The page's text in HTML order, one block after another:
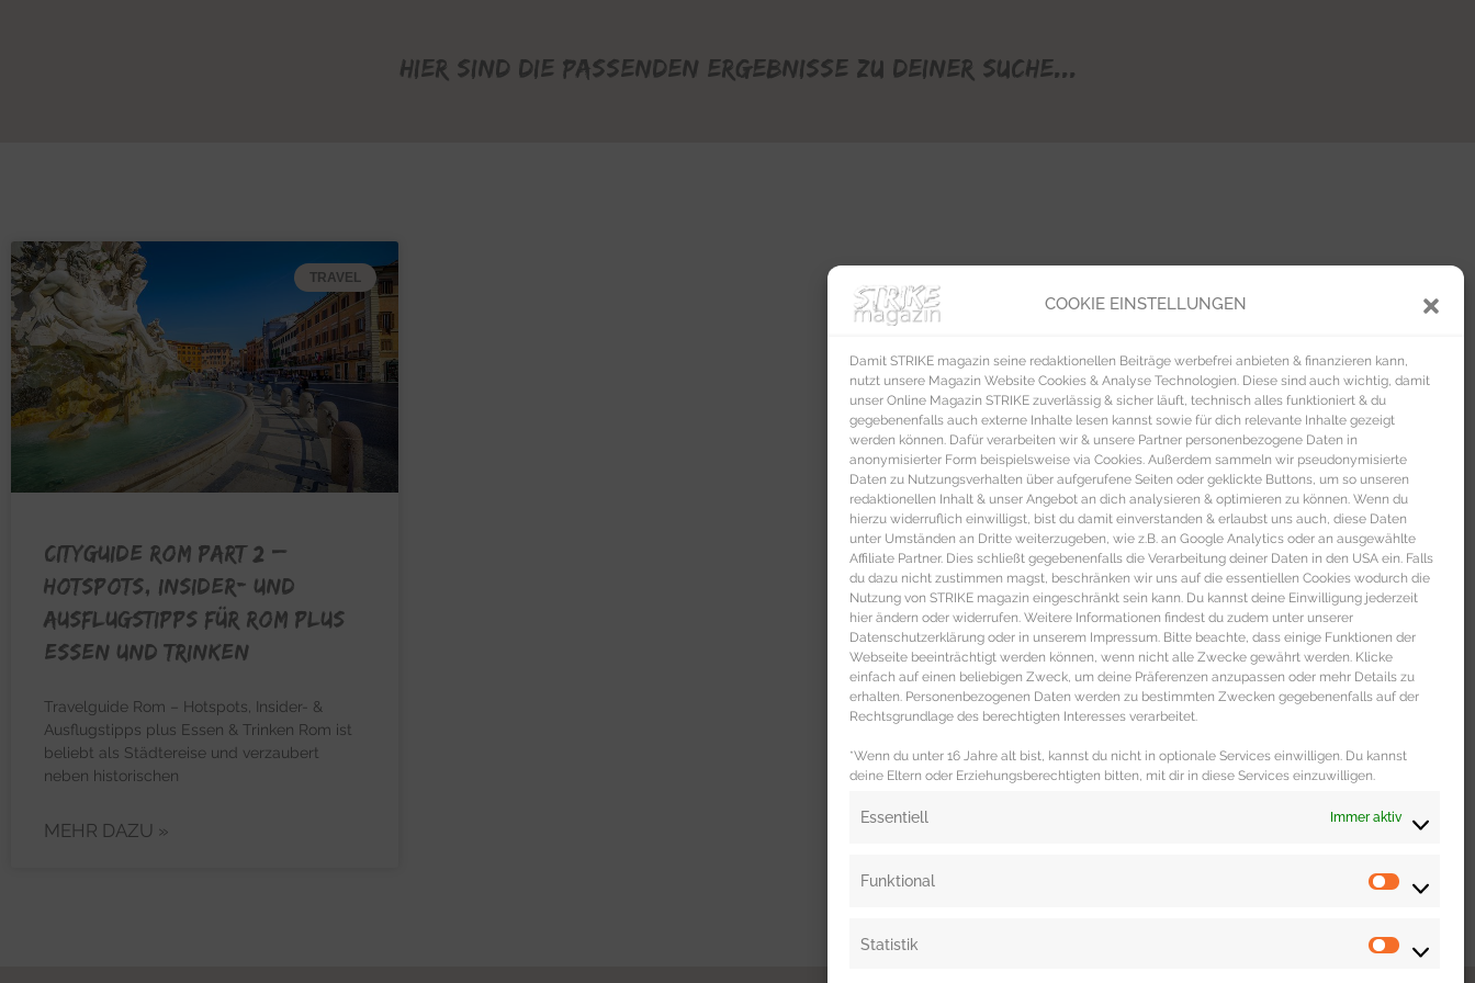
COOKIE EINSTELLUNGEN
Damit STRIKE magazin seine redaktionellen Beiträge werbefrei anbieten & finanzieren kann,
nutzt unsere Magazin Website Cookies & Analyse Technologien. Diese sind auch wichtig, damit
unser Online Magazin STRIKE zuverlässig & sicher läuft, technisch alles funktioniert & du
gegebenenfalls auch externe Inhalte lesen kannst sowie für dich relevante Inhalte gezeigt
werden können. Dafür verarbeiten wir & unsere Partner personenbezogene Daten in
anonymisierter Form beispielsweise via Cookies. Außerdem sammeln wir pseudonymisierte
Daten zu Nutzungsverhalten über aufgerufene Seiten oder geklickte Buttons, um so unseren
redaktionellen Inhalt & unser Angebot an dich analysieren & optimieren zu können. Wenn du
hierzu widerruflich einwilligst, bist du damit einverstanden & erlaubst uns auch, diese Daten
unter Umständen an Dritte weiterzugeben, wie z.B. an Google Analytics oder an ausgewählte
Affiliate Partner. Dies schließt gegebenenfalls die Verarbeitung deiner Daten in den USA ein. Falls
du dazu nicht zustimmen magst, beschränken wir uns auf die essentiellen Cookies wodurch die
Nutzung von STRIKE magazin eingeschränkt sein kann. Du kannst deine Einwilligung jederzeit
hier ändern oder widerrufen. Weitere Informationen findest du zudem unter unserer
Datenschutzerklärung oder in unserem Impressum. Bitte beachte, dass einige Funktionen der
Webseite beeinträchtigt werden können, wenn nicht alle Zwecke gewährt werden. Klicke
einfach auf einen beliebigen Zweck, um deine Präferenzen anzupassen oder mehr Details zu
erhalten. Personenbezogenen Daten werden zu bestimmten Zwecken gegebenenfalls auf der
Rechtsgrundlage des berechtigten Interesses verarbeitet.
*Wenn du unter 16 Jahre alt bist, kannst du nicht in optionale Services einwilligen. Du kannst
deine Eltern oder Erziehungsberechtigten bitten, mit dir in diese Services einzuwilligen.
Essentiell Immer aktiv
Funktional
Statistik
Hier sind die passenden Ergebnisse zu deiner Suche...
TRAVEL
CITYGUIDE ROM PART 2 –
Hotspots, Insider- und
Ausflugstipps für Rom plus
Essen und Trinken
Travelguide Rom – Hotspots, Insider- &
Ausflugstipps plus Essen & Trinken Rom ist
beliebt als Städtereise und verzaubert
neben historischen
MEHR DAZU »